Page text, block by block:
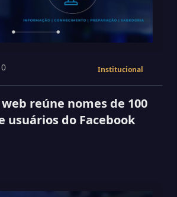
Institucional
reúne nomes de 100
usuários do Facebook